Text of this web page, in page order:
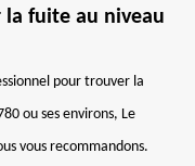
la fuite au niveau
pour trouver la
ou ses environs, Le
vous recommandons.